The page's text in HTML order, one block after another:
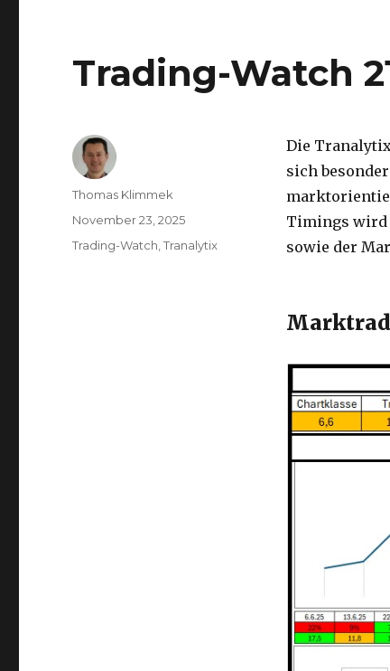
Trading-Watch
Die
sich
Timings wird
sowie der
Autor
Thomas Klimmek
Veröffentlicht
November 23, 2025
Kategorien
Trading-Watch ,Tranalytix